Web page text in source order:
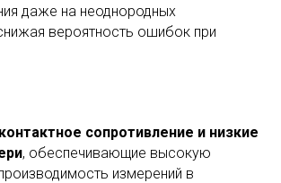
даже на неоднородных
вероятность ошибок при
сопротивление и низкие
, обеспечивающие высокую
измерений в